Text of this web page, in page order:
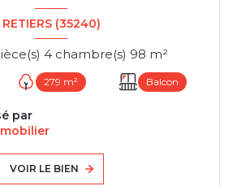
RETIERS (35240)
Maison 5 pièce(s) 4 chambre(s) 98 m²
279 m² Balcon
par
VOIR LE BIEN